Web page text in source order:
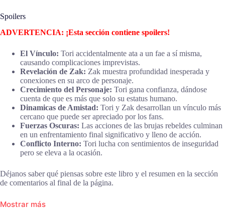
Spoilers
ADVERTENCIA: ¡Esta sección contiene spoilers!
El Vínculo: Tori accidentalmente ata a un fae a sí misma,
causando complicaciones imprevistas.
Revelación de Zak: Zak muestra profundidad inesperada y
conexiones en su arco de personaje.
Crecimiento del Personaje: Tori gana confianza, dándose
cuenta de que es más que solo su estatus humano.
Dinamicas de Amistad: Tori y Zak desarrollan un vínculo más
cercano que puede ser apreciado por los fans.
Fuerzas Oscuras: Las acciones de las brujas rebeldes culminan
en un enfrentamiento final significativo y lleno de acción.
Conflicto Interno: Tori lucha con sentimientos de inseguridad
pero se eleva a la ocasión.
Déjanos saber qué piensas sobre este libro y el resumen en la sección
de comentarios al final de la página.
Mostrar más